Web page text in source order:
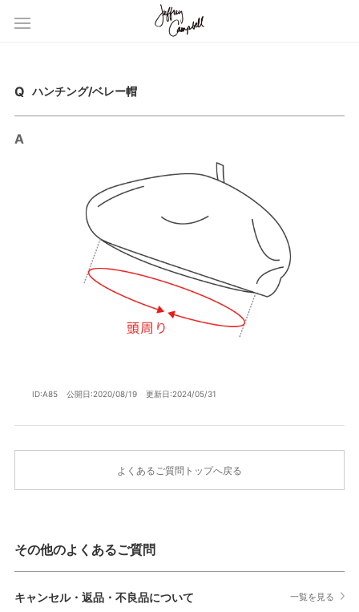
ハンチング/ベレー帽
ID:A85 公開日:2020/08/19 更新日:2024/05/31
よくあるご質問トップへ戻る
その他のよくあるご質問
キャンセル・返品・不良品について 一覧を見る